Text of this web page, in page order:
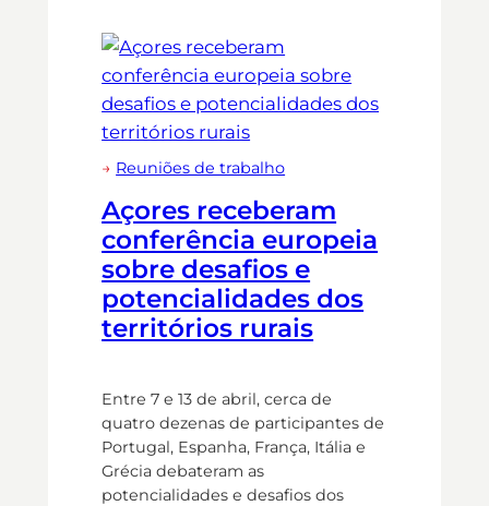
→ Reuniões de trabalho
Açores receberam
conferência europeia
sobre desafios e
potencialidades dos
territórios rurais
Entre 7 e 13 de abril, cerca de
quatro dezenas de participantes de
Portugal, Espanha, França, Itália e
Grécia debateram as
potencialidades e desafios dos